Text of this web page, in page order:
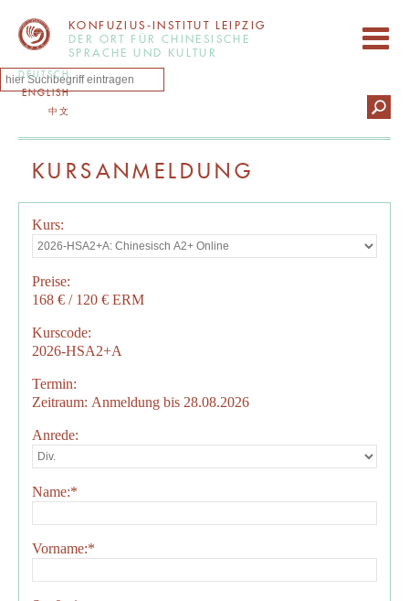
KONFUZIUS-INSTITUT LEIPZIG
DER ORT FÜR CHINESISCHE
SPRACHE UND KULTUR
DEUTSCH
ENGLISH
中文
KURSANMELDUNG
Kurs:
Preise:
168 € / 120 € ERM
Kurscode:
2026-HSA2+A
Termin:
Zeitraum: Anmeldung bis 28.08.2026
Anrede:
Name:*
Vorname:*